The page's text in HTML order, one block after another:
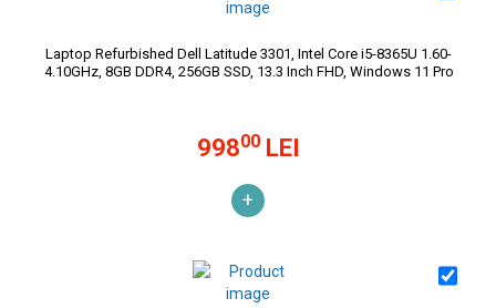
Laptop Refurbished Dell Latitude 3301, Intel Core i5-8365U 1.60-
4.10GHz, 8GB DDR4, 256GB SSD, 13.3 Inch FHD, Windows 11 Pro
99800LEI
+